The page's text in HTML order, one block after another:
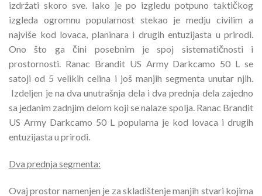
izdržati skoro sve. Iako je po izgledu potpuno taktičkog
izgleda ogromnu popularnost stekao je medju civilim a
najviše kod lovaca, planinara i drugih entuzijasta u prirodi.
Ono što ga čini posebnim je spoj sistematičnosti i
prostornosti. Ranac Brandit US Army Darkcamo 50 L se
satoji od 5 velikih celina i još manjih segmenta unutar njih.
Izdeljen je na dva unutrašnja dela i dva prednja dela zajedno
sa jedanim zadnjim delom koji se nalaze spolja. Ranac Brandit
US Army Darkcamo 50 L popularna je kod lovaca i drugih
entuzijasta u prirodi.
Dva prednja segmenta:
Ovaj prostor namenjen je za skladištenje manjih stvari kojima